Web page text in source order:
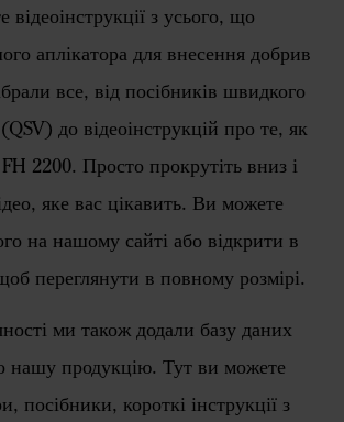
відеоінструкції з усього, що
аплікатора для внесення добрив
все, від посібників швидкого
до відеоінструкцій про те, як
2200. Просто прокрутіть вниз і
яке вас цікавить. Ви можете
на нашому сайті або відкрити в
переглянути в повному розмірі.
ми також додали базу даних
нашу продукцію. Тут ви можете
посібники, короткі інструкції з